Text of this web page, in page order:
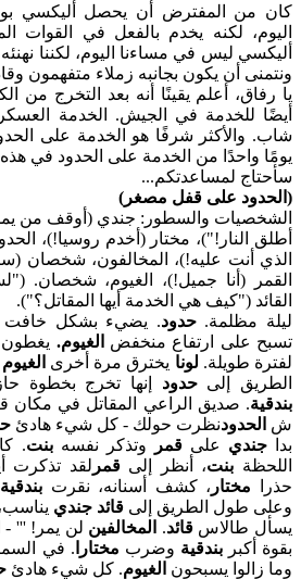
كان من المفترض أن يحصل أليكسي
اليوم، لكنه يخدم بالفعل في
أليكسي ليس في مساءنا اليوم، لكننا
ونتمنى أن يكون بجانبه زملاء متفهمون
يا رفاق، أعلم يقينًا أنه بعد التخرج من
أيضًا للخدمة في الجيش. الخدمة
شاب. والأكثر شرفًا هو الخدمة على
يومًا واحدًا من الخدمة على الحدود في هذه
سأحتاج لمساعدتكم...
(الحدود على قفل مصغر)
الشخصيات والسطور: جندي (أوقف من
أطلق النار!")، مختار (أخدم روسيا!)،
الذي أنت عليه!)، المخالفون، شخصان
القمر (أنا جميل!)، الغيوم، شخصان.
القائد ("كيف هي الخدمة أيها المقاتل؟").
ليلة مظلمة.حدود. يضيء بشكل
تسبح على ارتفاع منخفض
الغيوم.
لفترة طويلة. لونا يخترق مرة أخرى الغيوم
الطريق إلىحدود إنها تخرج بخطوة
بندقية. صديق الراعي المقاتل في مكان
ش الحدودنظرت حولك - كل شيء هادئ
بداجندي علىقمر وتذكر نفسهبنت.
اللحظة بنت، أنظر إلىقمر لقد تذكرت
حذرا مختار ، كشف أسنانه، نقرت بندقية
وعلى طول الطريق إلى قائد جندي
يسأل طالاسقائد. المخالفين لن يمر! ''' -
بقوة أكبربندقية وضرب مختارا . في
وما زالوا يسبحون الغيوم. كل شيء هادئ